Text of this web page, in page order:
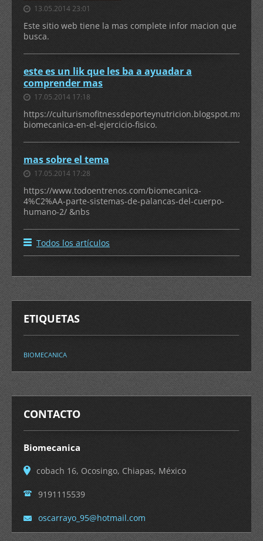
13.05.2014 23:01
Este sitio web tiene la mas complete infor macion que
busca.
este es un lik que les ba a ayuadar a
comprender mas
17.05.2014 17:18
https://culturismofitnessdeporteynutricion.blogspot.mx/
biomecanica-en-el-ejercicio-fisico.
mas sobre el tema
17.05.2014 17:28
https://www.todoentrenos.com/biomecanica-
4%C2%AA-parte-sistemas-de-palancas-del-cuerpo-
humano-2/ &nbs
Todos los artículos
ETIQUETAS
BIOMECANICA
CONTACTO
Biomecanica
cobach 16, Ocosingo, Chiapas, México
9191115539
oscarrayo_95@hotmail.com